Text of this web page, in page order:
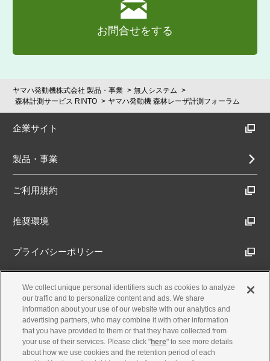
お問合せをする
ヤマハ発動機株式会社 製品・事業
無人システム
森林計測サービス RINTO
ヤマハ発動機 森林レーザ計測フォーラム
企業サイト
製品・事業
ご利用規約
推奨環境
プライバシーポリシー
Cookieポリシー
アクセシビリティ方針
古物営業法に基づく表示
We collect unique personal identifiers such as cookies to analyze
our traffic and to personalize content and ads. We share
information about your use of our website with our analytics and
advertising partners, who may combine it with other information
that you have provided to them or that they have collected from
your use of their services. Please click "here" to see more details
about how we use cookies and the retention period of each